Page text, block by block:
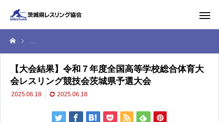
【大会結果】令和７年度全国高等学校総合体育大会レスリング競技会茨
【大会結果】令和７年度全国高等学校総合体育大
会レスリング競技会茨城県予選大会
2025.06.18 2025.06.18